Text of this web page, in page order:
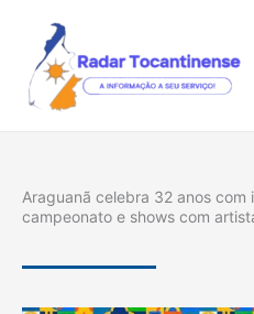
conteúdo
Araguanã celebra 32 anos com
campeonato e shows com